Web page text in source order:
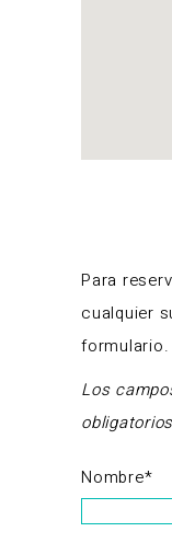
Para
cualquier
formulario.
Los
obligatorios
Nombre*